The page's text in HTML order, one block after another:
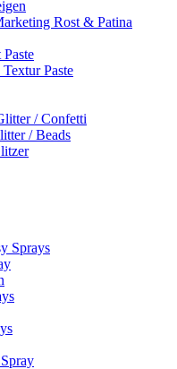
Rost & Patina
Paste
/ Confetti
/ Beads
Sprays